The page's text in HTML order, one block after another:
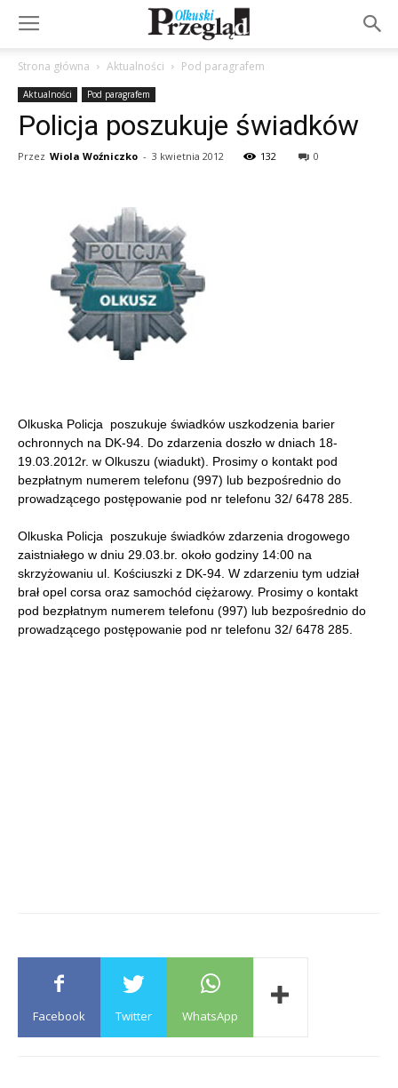
Strona główna Aktualności Pod paragrafem
Aktualności Pod paragrafem
Policja poszukuje świadków
Przez Wiola Woźniczko - 3 kwietnia 2012 132 0
Olkuska Policja poszukuje świadków uszkodzenia barier
ochronnych na DK-94. Do zdarzenia doszło w dniach 18-
19.03.2012r. w Olkuszu (wiadukt). Prosimy o kontakt pod
bezpłatnym numerem telefonu (997) lub bezpośrednio do
prowadzącego postępowanie pod nr telefonu 32/ 6478 285.
Olkuska Policja poszukuje świadków zdarzenia drogowego
zaistniałego w dniu 29.03.br. około godziny 14:00 na
skrzyżowaniu ul. Kościuszki z DK-94. W zdarzeniu tym udział
brał opel corsa oraz samochód ciężarowy. Prosimy o kontakt
pod bezpłatnym numerem telefonu (997) lub bezpośrednio do
prowadzącego postępowanie pod nr telefonu 32/ 6478 285.
Facebook Twitter WhatsApp